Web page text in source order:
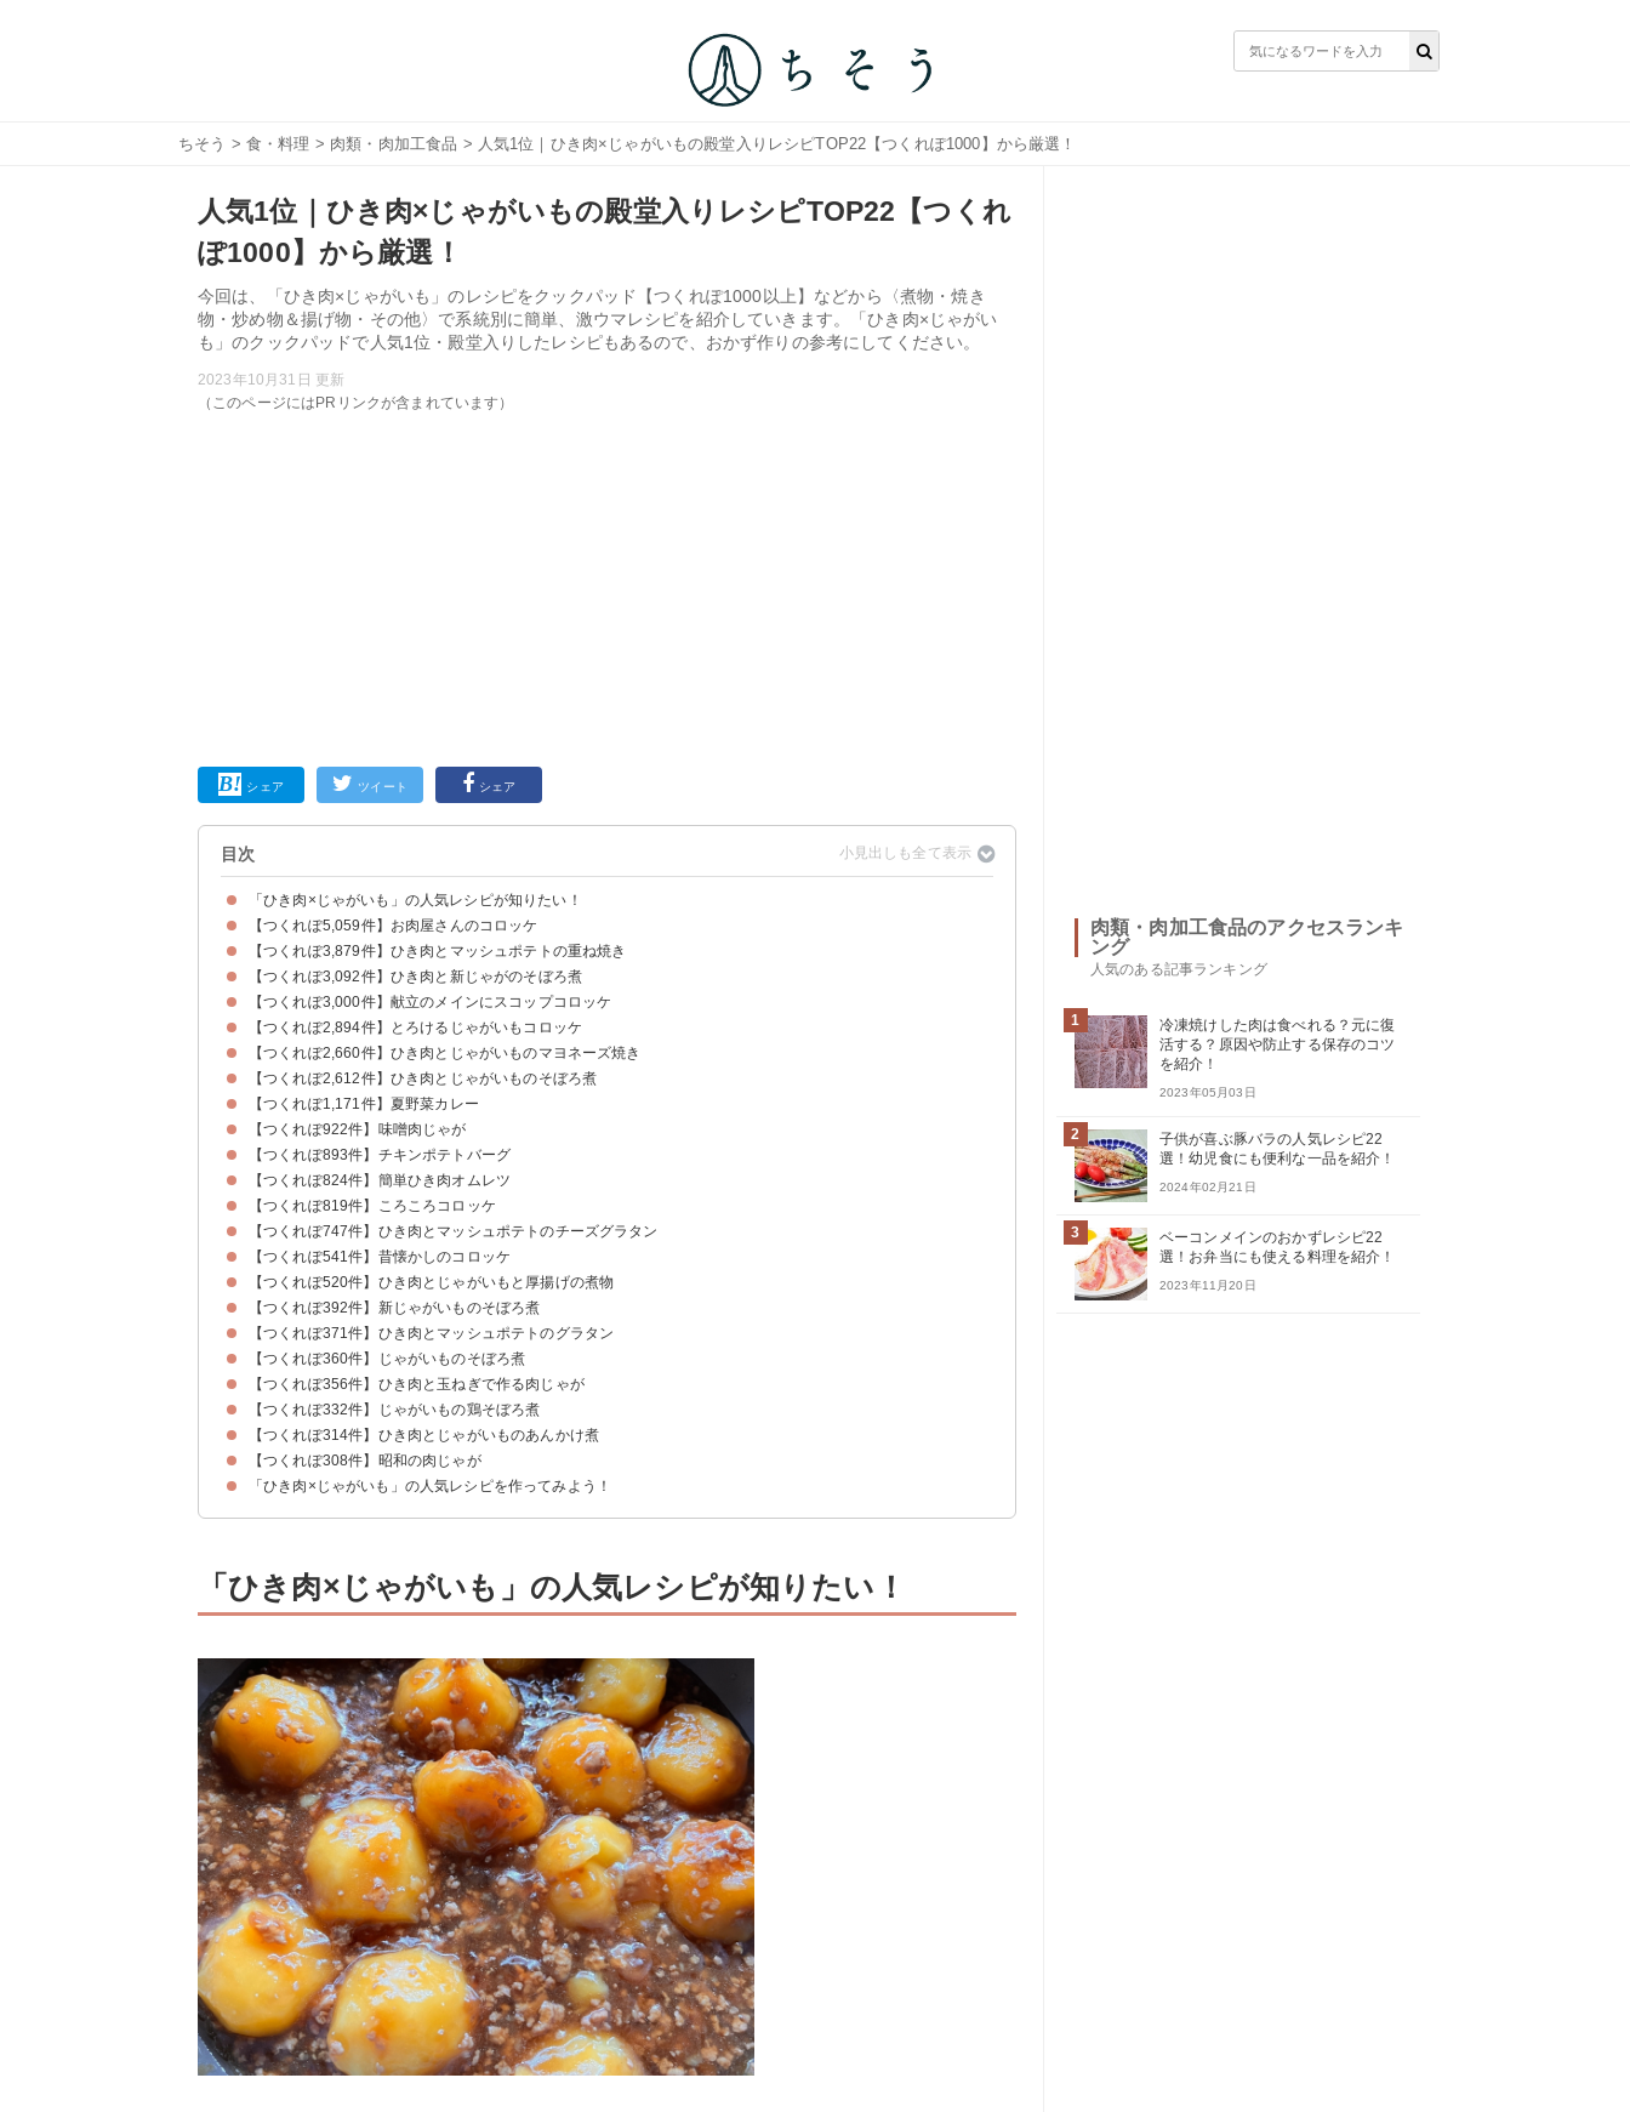
ちそう > 食・料理 > 肉類・肉加工食品 > 人気1位｜ひき肉×じゃがいもの殿堂入りレシピTOP22【つくれぽ1000】から厳選！
人気1位｜ひき肉×じゃがいもの殿堂入りレシピTOP22【つくれ
ぽ1000】から厳選！
今回は、「ひき肉×じゃがいも」のレシピをクックパッド【つくれぽ1000以上】などから〈煮物・焼き
物・炒め物＆揚げ物・その他〉で系統別に簡単、激ウマレシピを紹介していきます。「ひき肉×じゃがい
も」のクックパッドで人気1位・殿堂入りしたレシピもあるので、おかず作りの参考にしてください。
2023年10月31日 更新
（このページにはPRリンクが含まれています）
シェア ツイート シェア
目次
「ひき肉×じゃがいも」の人気レシピが知りたい！
【つくれぽ5,059件】お肉屋さんのコロッケ
【つくれぽ3,879件】ひき肉とマッシュポテトの重ね焼き
【つくれぽ3,092件】ひき肉と新じゃがのそぼろ煮
【つくれぽ3,000件】献立のメインにスコップコロッケ
【つくれぽ2,894件】とろけるじゃがいもコロッケ
【つくれぽ2,660件】ひき肉とじゃがいものマヨネーズ焼き
【つくれぽ2,612件】ひき肉とじゃがいものそぼろ煮
【つくれぽ1,171件】夏野菜カレー
【つくれぽ922件】味噌肉じゃが
【つくれぽ893件】チキンポテトバーグ
【つくれぽ824件】簡単ひき肉オムレツ
【つくれぽ819件】ころころコロッケ
【つくれぽ747件】ひき肉とマッシュポテトのチーズグラタン
【つくれぽ541件】昔懐かしのコロッケ
【つくれぽ520件】ひき肉とじゃがいもと厚揚げの煮物
【つくれぽ392件】新じゃがいものそぼろ煮
【つくれぽ371件】ひき肉とマッシュポテトのグラタン
【つくれぽ360件】じゃがいものそぼろ煮
【つくれぽ356件】ひき肉と玉ねぎで作る肉じゃが
【つくれぽ332件】じゃがいもの鶏そぼろ煮
【つくれぽ314件】ひき肉とじゃがいものあんかけ煮
【つくれぽ308件】昭和の肉じゃが
「ひき肉×じゃがいも」の人気レシピを作ってみよう！
「ひき肉×じゃがいも」の人気レシピが知りたい！
肉類・肉加工食品のアクセスランキ
ング
人気のある記事ランキング
1
冷凍焼けした肉は食べれる？元に復
活する？原因や防止する保存のコツ
を紹介！
2023年05月03日
2
子供が喜ぶ豚バラの人気レシピ22
選！幼児食にも便利な一品を紹介！
2024年02月21日
3
ベーコンメインのおかずレシピ22
選！お弁当にも使える料理を紹介！
2023年11月20日